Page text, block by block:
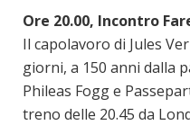
Ore 20.00, Incontro
Il capolavoro di Jules
giorni, a 150 anni dalla
Phileas Fogg e
treno delle 20.45 da